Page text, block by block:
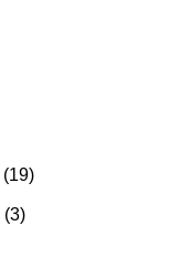
(19)
(3)